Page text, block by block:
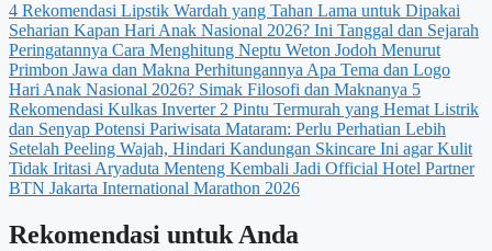
4 Rekomendasi Lipstik Wardah yang Tahan Lama untuk Dipakai
Seharian Kapan Hari Anak Nasional 2026? Ini Tanggal dan Sejarah
Peringatannya Cara Menghitung Neptu Weton Jodoh Menurut
Primbon Jawa dan Makna Perhitungannya Apa Tema dan Logo
Hari Anak Nasional 2026? Simak Filosofi dan Maknanya 5
Rekomendasi Kulkas Inverter 2 Pintu Termurah yang Hemat Listrik
dan Senyap Potensi Pariwisata Mataram: Perlu Perhatian Lebih
Setelah Peeling Wajah, Hindari Kandungan Skincare Ini agar Kulit
Tidak Iritasi Aryaduta Menteng Kembali Jadi Official Hotel Partner
BTN Jakarta International Marathon 2026
Rekomendasi untuk Anda